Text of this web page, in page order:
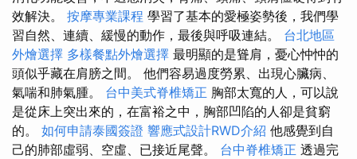
效解決。 按摩專業課程 學習了基本的愛極姿勢後，我們學
習自然、連續、緩慢的動作，最後與呼吸連結。 台北地區
外燴選擇 多樣餐點外燴選擇 最明顯的是聳肩，憂心忡忡的
頭似乎藏在肩膀之間。 他們容易過度勞累、出現心臟病、
氣喘和肺氣腫。 台中美式脊椎矯正 胸部太寬的人，可以說
是從床上突出來的，在富裕之中，胸部凹陷的人卻是貧窮
的。 如何申請泰國簽證 響應式設計RWD介紹 他感覺到自
己的肺部虛弱、空虛、已接近尾聲。 台中脊椎矯正 透過完